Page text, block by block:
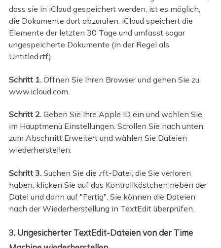
dass sie in iCloud gespeichert werden, ist es möglich,
die Dokumente dort abzurufen. iCloud speichert die
Elemente der letzten 30 Tage und umfasst sogar
ungespeicherte Dokumente (in der Regel als
Untitled.rtf).
Schritt 1.Öffnen Sie Ihren Browser und gehen Sie zu
www.icloud.com.
Schritt 2.Geben Sie Ihre Apple ID ein und wählen Sie
im Hauptmenü Einstellungen. Scrollen Sie nach unten
zum Abschnitt Erweitert und wählen Sie Dateien
wiederherstellen.
Schritt 3.Suchen Sie die .rft-Datei, die Sie verloren
haben, klicken Sie auf das Kontrollkästchen neben der
Datei und dann auf "Fertig". Sie können die Dateien
nach der Wiederherstellung in TextEdit überprüfen.
3. Ungesicherter TextEdit-Dateien von der Time